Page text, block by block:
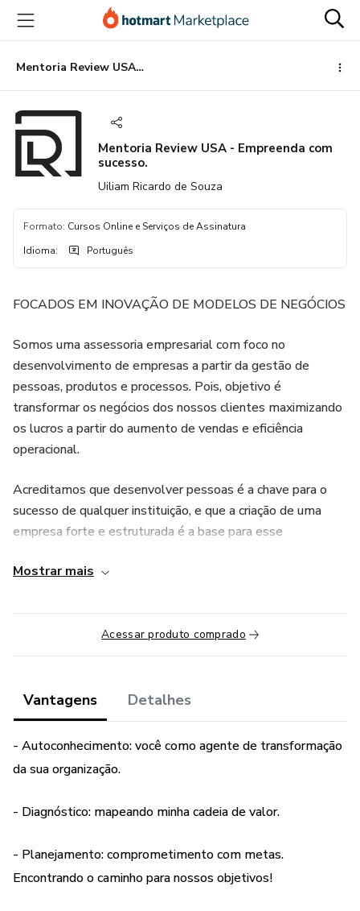
para
conteúdo
principal
para
pagamento
para
rodapé
Mentoria Review USA - Empreenda com sucesso.
Mentoria Review USA - Empreenda com
sucesso.
Uiliam Ricardo de Souza
Formato: Cursos Online e Serviços de Assinatura
Idioma: Português
FOCADOS EM INOVAÇÃO DE MODELOS DE NEGÓCIOS
Somos uma assessoria empresarial com foco no
desenvolvimento de empresas a partir da gestão de
pessoas, produtos e processos. Pois, objetivo é
transformar os negócios dos nossos clientes maximizando
os lucros a partir do aumento de vendas e eficiência
operacional.
Acreditamos que desenvolver pessoas é a chave para o
sucesso de qualquer instituição, e que a criação de uma
empresa forte e estruturada é a base para esse
interdisciplinares, para atuar em três pilares principais:
Gestão de Pessoas, Gestão Estratégica e Marketing
Digital.
Somos o parceiro de negócios ideal para empresas que
buscam se diferenciar no mercado atual.
Faça um Review360° da sua empresa e aumente seus
resultados.
Tenha um parceiro de negócios para acelerar seu
Mentoria ao vivo para empreendedores que buscam
Mostrar mais
Acessar produto comprado
Vantagens Detalhes
- Autoconhecimento: você como agente de transformação
da sua organização.
- Diagnóstico: mapeando minha cadeia de valor.
- Planejamento: comprometimento com metas.
Encontrando o caminho para nossos objetivos!